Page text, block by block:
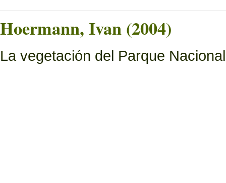
Hoermann, Ivan (2004)
La vegetación del Parque